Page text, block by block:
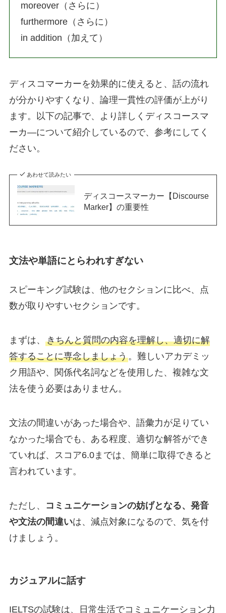
moreover（さらに）
furthermore（さらに）
in addition（加えて）
ディスコマーカーを効果的に使えると、話の流れ
が分かりやすくなり、論理一貫性の評価が上がり
ます。以下の記事で、より詳しくディスコースマ
ーカ―について紹介しているので、参考にしてく
ださい。
あわせて読みたい
ディスコースマーカー【Discourse
Marker】の重要性
文法や単語にとらわれすぎない
スピーキング試験は、他のセクションに比べ、点
数が取りやすいセクションです。
まずは、 きちんと質問の内容を理解し、適切に解
答することに専念しましょう。難しいアカデミッ
ク用語や、関係代名詞などを使用した、複雑な文
法を使う必要はありません。
文法の間違いがあった場合や、語彙力が足りてい
なかった場合でも、ある程度、適切な解答ができ
ていれば、スコア6.0までは、簡単に取得できると
言われています。
ただし、
コミュニケーションの妨げとなる、発音
や文法の間違いは、減点対象になるので、気を付
けましょう。
カジュアルに話す
IELTSの試験は、日常生活でコミュニケーション力